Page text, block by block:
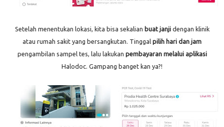
Setelah menentukan lokasi, kita bisa sekalian buat janji dengan klinik
atau rumah sakit yang bersangkutan. Tinggal pilih hari dan jam
pengambilan sampel tes, lalu lakukan pembayaran melalui aplikasi
Halodoc. Gampang banget kan ya?!